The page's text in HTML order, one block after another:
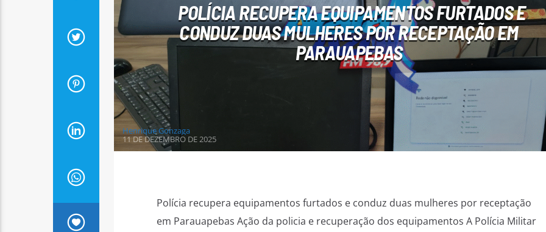
POLÍCIA RECUPERA EQUIPAMENTOS FURTADOS E
CONDUZ DUAS MULHERES POR RECEPTAÇÃO EM
PARAUAPEBAS
Henrique Gonzaga
11 DE DEZEMBRO DE 2025
Polícia recupera equipamentos furtados e conduz duas mulheres por receptação
em Parauapebas Ação da policia e recuperação dos equipamentos A Polícia Militar